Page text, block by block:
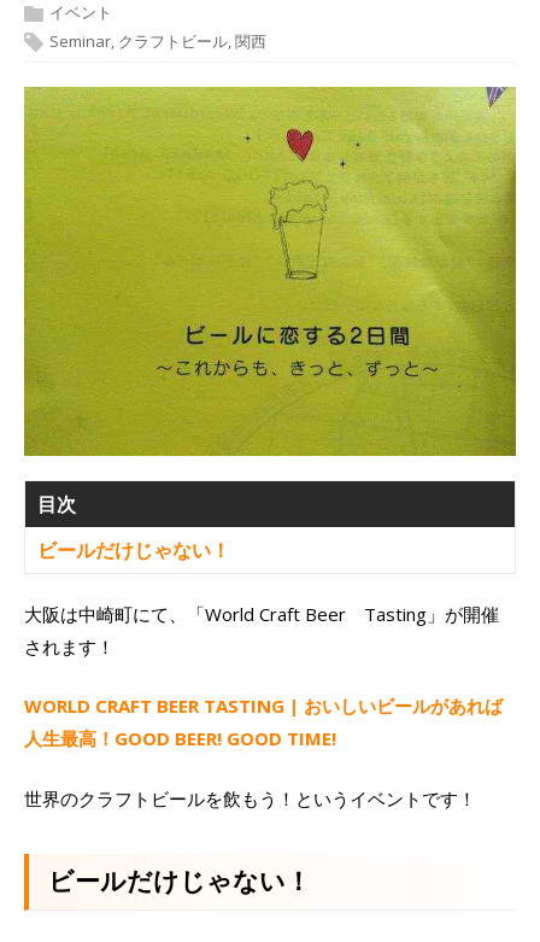
イベント
Seminar, クラフトビール,関西
目次
ビールだけじゃない！
大阪は中崎町にて、「World Craft Beer Tasting」が開催
されます！
WORLD CRAFT BEER TASTING | おいしいビールがあれば
人生最高！GOOD BEER! GOOD TIME!
世界のクラフトビールを飲もう！というイベントです！
ビールだけじゃない！